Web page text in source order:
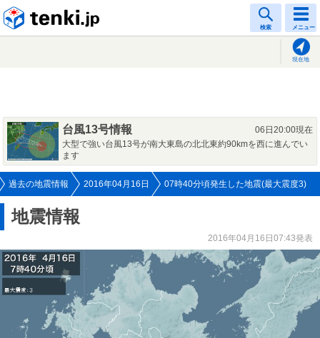
検索 メニュー
現在地
台風13号情報
06日20:00現在
大型で強い台風13号が南大東島の北北東約90kmを西に進んでい
ます
過去の地震情報 2016年04月16日 07時40分頃発生した地震(最大震度3)
地震情報
2016年04月16日07:43発表